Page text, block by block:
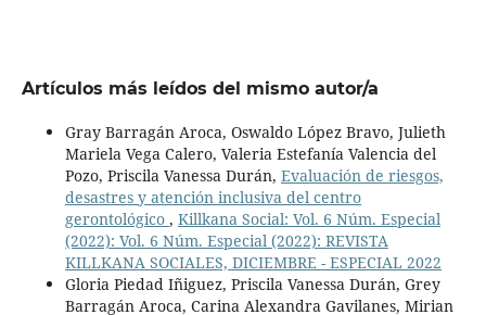
Artículos más leídos del mismo autor/a
Gray Barragán Aroca, Oswaldo López Bravo, Julieth
Mariela Vega Calero, Valeria Estefanía Valencia del
Pozo, Priscila Vanessa Durán, Evaluación de riesgos,
desastres y atención inclusiva del centro
gerontológico , Killkana Social: Vol. 6 Núm. Especial
(2022): Vol. 6 Núm. Especial (2022): REVISTA
KILLKANA SOCIALES, DICIEMBRE - ESPECIAL 2022
Gloria Piedad Iñiguez, Priscila Vanessa Durán, Grey
Barragán Aroca, Carina Alexandra Gavilanes, Mirian